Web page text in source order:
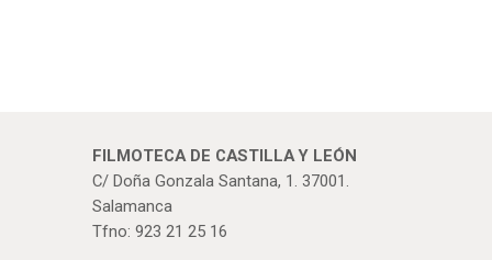
FILMOTECA DE CASTILLA Y LEÓN
C/ Doña Gonzala Santana, 1. 37001.
Salamanca
Tfno: 923 21 25 16